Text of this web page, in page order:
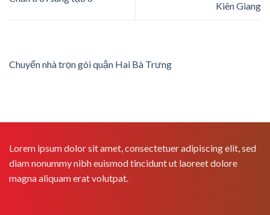
Kiên Giang
Chuyển nhà trọn gói quận Hai Bà Trưng
Lorem ipsum dolor sit amet, consectetuer adipiscing elit, sed
diam nonummy nibh euismod tincidunt ut laoreet dolore
magna aliquam erat volutpat.